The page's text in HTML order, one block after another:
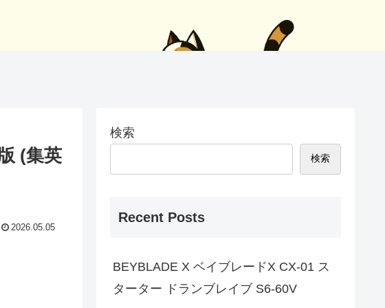
(集英
2026.05.05
検索
検索
Recent Posts
BEYBLADE X ベイブレードX CX-01 ス
ターター ドランブレイブ S6-60V